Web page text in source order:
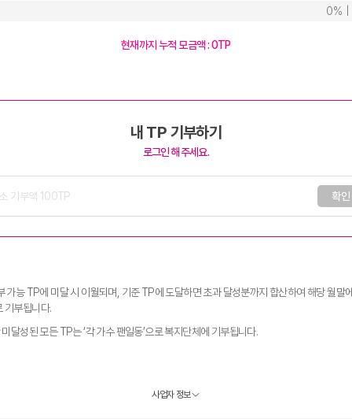
0
현재까지 누적 모금액 :0TP
내 TP 기부하기
로그인 해주세요.
확인
가능 TP에 미달 시 이월되며, 기준 TP에 도달하면 초과 달성분까지 합산하여 해당 월말
기부됩니다.
달성된 모든 TP는 ‘각 가수 팬일동’으로 복지단체에 기부됩니다.
사업자 정보